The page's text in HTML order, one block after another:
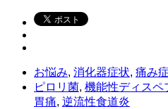
お悩み, 消化器症状, 痛み
ピロリ菌, 機能性ディスペ
胃痛, 逆流性食道炎